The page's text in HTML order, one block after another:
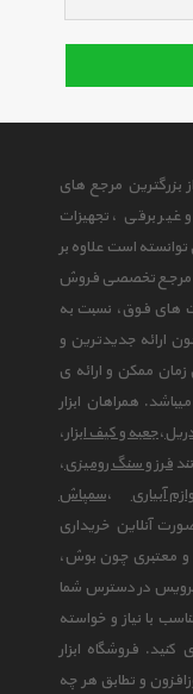
بزرگترین مرجع های
برقی ، تجهیزات
است علاوه بر
یک مرجع تخصصی فروش
های فوق، نسبت به
ارائه جدیدترین و
زمان ممکن و ارائه ی
همراهان ابزار
،جعبه و کیف ابزار،
فرز و سنگ رومیزی،
آبیاری ،سمپاش
آنلاین خریداری
و معتبری چون بوش،
سرویس در دسترس شما
با نیاز و خواسته
فروشگاه ابزار
و تطابق هر چه